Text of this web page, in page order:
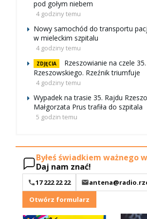
pod gołym niebem
4 godziny temu
Nowy samochód do transportu
w mieleckim szpitalu
4 godziny temu
ZDJĘCIA
Rzeszowianie na czele
Rzeszowskiego. Rzeźnik triumfuje
4 godziny temu
Wypadek na trasie 35. Rajdu
Małgorzata Prus trafiła do szpitala
5 godzin temu
Byłeś świadkiem ważnego
Daj nam znać!
17 222 22 22
Otwórz formularz